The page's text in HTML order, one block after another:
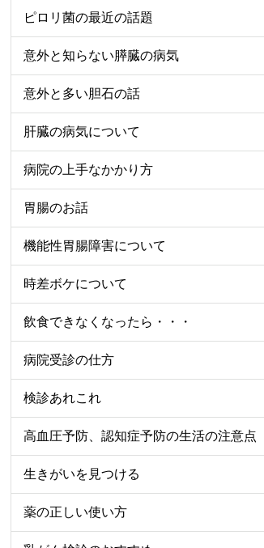
ピロリ菌の最近の話題
意外と知らない膵臓の病気
意外と多い胆石の話
肝臓の病気について
病院の上手なかかり方
胃腸のお話
機能性胃腸障害について
時差ボケについて
飲食できなくなったら・・・
病院受診の仕方
検診あれこれ
高血圧予防、認知症予防の生活の注意点
生きがいを見つける
薬の正しい使い方